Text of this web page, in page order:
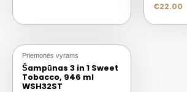
€22.00
Priemonės vyrams
Šampūnas 3 in 1 Sweet
Tobacco, 946 ml
WSH32ST